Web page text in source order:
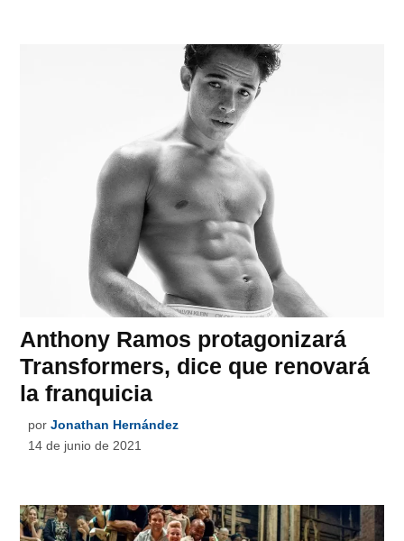
Anthony Ramos protagonizará
Transformers, dice que renovará
la franquicia
por Jonathan Hernández
14 de junio de 2021